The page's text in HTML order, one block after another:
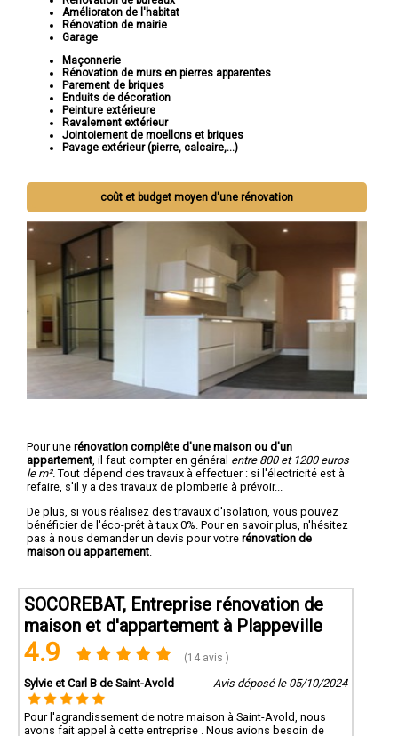
Amélioraton de l'habitat
Rénovation de mairie
Garage
Maçonnerie
Rénovation de murs en pierres apparentes
Parement de briques
Enduits de décoration
Peinture extérieure
Ravalement extérieur
Jointoiement de moellons et briques
Pavage extérieur (pierre, calcaire,...)
coût et budget moyen d'une rénovation
Pour une rénovation complête d'une maison ou d'un
appartement , il faut compter en général entre 800 et 1200 euros
le m². Tout dépend des travaux à effectuer : si l'électricité est à
refaire, s'il y a des travaux de plomberie à prévoir...
De plus, si vous réalisez des travaux d'isolation, vous pouvez
bénéficier de l'éco-prêt à taux 0%. Pour en savoir plus, n'hésitez
pas à nous demander un devis pour votre rénovation de
maison ou appartement
SOCOREBAT, Entreprise rénovation de
maison et d'appartement à Plappeville
4.9 (14 avis )
Sylvie et Carl B de Saint-Avold Avis déposé le 05/10/2024
Pour l'agrandissement de notre maison à Saint-Avold, nous
avons fait appel à cette entreprise . Nous avions besoin de